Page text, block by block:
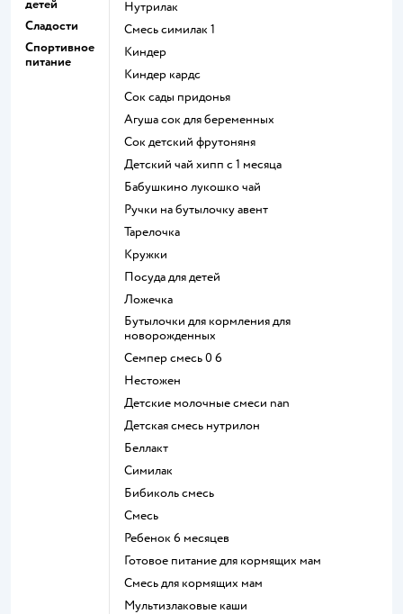
детей
Сладости
Спортивное
питание
нутрилак
смесь симилак 1
киндер
киндер кардс
сок сады придонья
агуша сок для беременных
сок детский фрутоняня
детский чай хипп с 1 месяца
бабушкино лукошко чай
ручки на бутылочку авент
тарелочка
кружки
посуда для детей
ложечка
бутылочки для кормления для
новорожденных
семпер смесь 0 6
нестожен
Детские молочные смеси nan
детская смесь нутрилон
беллакт
симилак
бибиколь смесь
смесь
ребенок 6 месяцев
готовое питание для кормящих мам
смесь для кормящих мам
Мультизлаковые каши